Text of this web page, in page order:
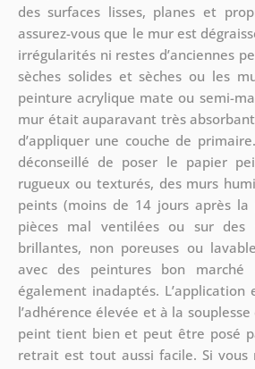
des surfaces lisses, planes et
assurez-vous que le mur est
irrégularités ni restes d’anciennes
sèches solides et sèches ou les
peinture acrylique mate ou semi-
mur était auparavant très
d’appliquer une couche de
déconseillé de poser le papier
rugueux ou texturés, des murs
peints (moins de 14 jours après la
pièces mal ventilées ou sur des
brillantes, non poreuses ou
avec des peintures bon
également inadaptés. L’application
l’adhérence élevée et à la
peint tient bien et peut être posé
retrait est tout aussi facile. Si vous